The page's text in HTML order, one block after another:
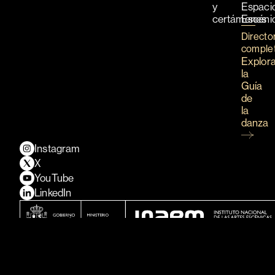
y
certámenes
la
Guía
de
la
danza
Instagram
X
YouTube
LinkedIn